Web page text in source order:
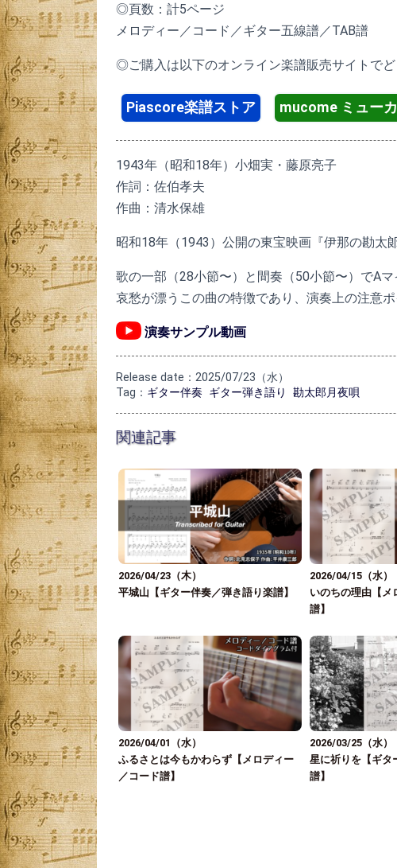
◎頁数：計5ページ
メロディー／コード／ギター五線譜／TAB譜
◎ご購入は以下のオンライン楽譜販売サイトで
Piascore楽譜ストア mucome ミュー
1943年（昭和18年）小畑実・藤原亮子
作詞：佐伯孝夫
作曲：清水保雄
昭和18年（1943）公開の東宝映画『伊那の勘太
歌の一部（28小節〜）と間奏（50小節〜）でA
哀愁が漂うこの曲の特徴であり、演奏上の注意ポ
演奏サンプル動画
Release date：2025/07/23（水）
Tag： ギター伴奏 ギター弾き語り 勘太郎月夜唄
関連記事
2026/04/23（木）
平城山【ギター伴奏／弾き語り楽譜】
2026/04/15（水）
いのちの理由【メ
譜】
2026/04/01（水）
ふるさとは今もかわらず【メロディー
／コード譜】
2026/03/25（水）
星に祈りを【ギタ
譜】